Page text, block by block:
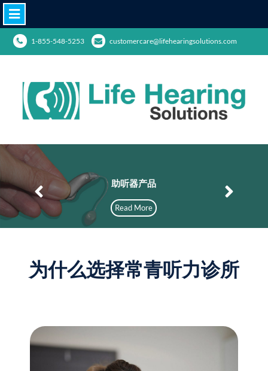
1-855-548-5253 customercare@lifehearingsolutions.com
助听器产品
Read More
为什么选择常青听力诊所